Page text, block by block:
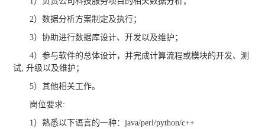
2）数据分析方案制定及执行；
3）协助进行数据库设计、开发以及维护；
4）参与软件的总体设计，并完成计算流程或模块的开发、测
试, 升级以及维护；
5）其他相关工作。
岗位要求:
1）熟悉以下语言的一种：java/perl/python/c++